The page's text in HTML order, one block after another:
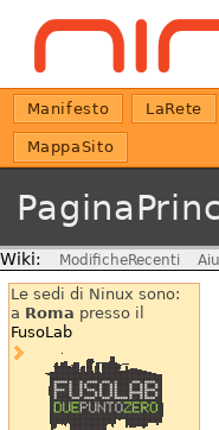
Manifesto LaRete
MappaSito
Wiki: ModificheRecenti
Le sedi di Ninux sono:
a Roma presso il
FusoLab